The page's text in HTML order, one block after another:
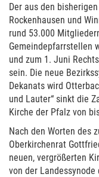
Der aus den
Rockenhausen und
rund 53.000
Gemeindepfarrstellen
und zum 1. Juni
sein. Die neue
Dekanats wird
und Lauter“ sinkt die
Kirche der Pfalz von
Nach den Worten des
Oberkirchenrat
neuen, vergrößerten
von der